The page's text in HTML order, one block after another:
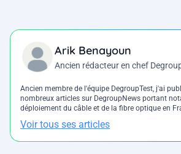
Arik Benayoun
Ancien rédacteur en chef
Ancien membre de l'équipe DegroupTest, j'ai
nombreux articles sur DegroupNews portant
déploiement du câble et de la fibre optique en
Voir tous ses articles